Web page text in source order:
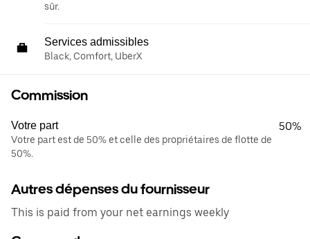
sûr.
Services admissibles
Black, Comfort, UberX
Commission
Votre part
Votre part est de 50% et celle des propriétaires de flotte de
50%.
50%
Autres dépenses du fournisseur
This is paid from your net earnings weekly